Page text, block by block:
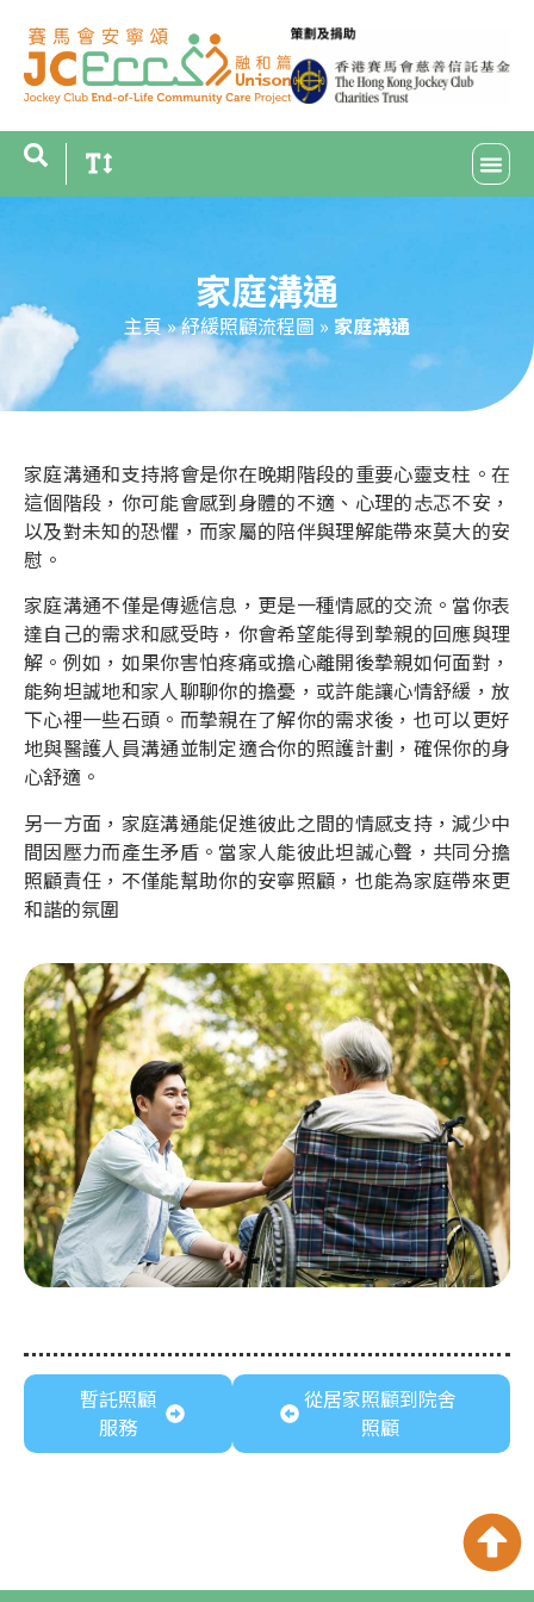
家庭溝通
主頁»紓緩照顧流程圖 » 家庭溝通
家庭溝通和支持將會是你在晚期階段的重要心靈支柱。在
這個階段，你可能會感到身體的不適、心理的忐忑不安，
以及對未知的恐懼，而家屬的陪伴與理解能帶來莫大的安
慰。
家庭溝通不僅是傳遞信息，更是一種情感的交流。當你表
達自己的需求和感受時，你會希望能得到摯親的回應與理
解。例如，如果你害怕疼痛或擔心離開後摯親如何面對，
能夠坦誠地和家人聊聊你的擔憂，或許能讓心情舒緩，放
下心裡一些石頭。而摯親在了解你的需求後，也可以更好
地與醫護人員溝通並制定適合你的照護計劃，確保你的身
心舒適。
另一方面，家庭溝通能促進彼此之間的情感支持，減少中
間因壓力而產生矛盾。當家人能彼此坦誠心聲，共同分擔
照顧責任，不僅能幫助你的安寧照顧，也能為家庭帶來更
和諧的氛圍
從居家照顧到院舍
照顧
暫託照顧
服務